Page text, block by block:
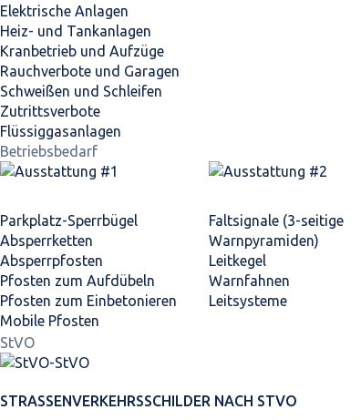
Elektrische Anlagen
Heiz- und Tankanlagen
Kranbetrieb und Aufzüge
Rauchverbote und Garagen
Schweißen und Schleifen
Zutrittsverbote
Flüssiggasanlagen
Betriebsbedarf
Parkplatz-Sperrbügel
Absperrketten
Absperrpfosten
Pfosten zum Aufdübeln
Pfosten zum Einbetonieren
Mobile Pfosten
Faltsignale (3-seitige
Warnpyramiden)
Leitkegel
Warnfahnen
Leitsysteme
StVO
STRASSEN­VERKEHRS­SCHILDER NACH STVO